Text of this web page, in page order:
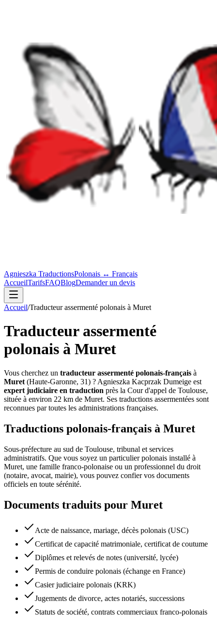
Agnieszka TraductionsPolonais ↔ Français
AccueilTarifsFAQBlogDemander un devis
Accueil/Traducteur assermenté polonais à Muret
Traducteur assermenté
polonais à Muret
Vous cherchez un traducteur assermenté polonais-français à
Muret (Haute-Garonne, 31) ? Agnieszka Kacprzak Dumeige est
expert judiciaire en traduction près la Cour d'appel de Toulouse,
située à environ 22 km de Muret. Ses traductions assermentées sont
reconnues par toutes les administrations françaises.
Traductions polonais-français à Muret
Sous-préfecture au sud de Toulouse, tribunal et services
administratifs. Que vous soyez un particulier polonais installé à
Muret, une famille franco-polonaise ou un professionnel du droit
(notaire, avocat, mairie), vous pouvez confier vos documents
officiels en toute sérénité.
Documents traduits pour Muret
Acte de naissance, mariage, décès polonais (USC)
Certificat de capacité matrimoniale, certificat de coutume
Diplômes et relevés de notes (université, lycée)
Permis de conduire polonais (échange en France)
Casier judiciaire polonais (KRK)
Jugements de divorce, actes notariés, successions
Statuts de société, contrats commerciaux franco-polonais